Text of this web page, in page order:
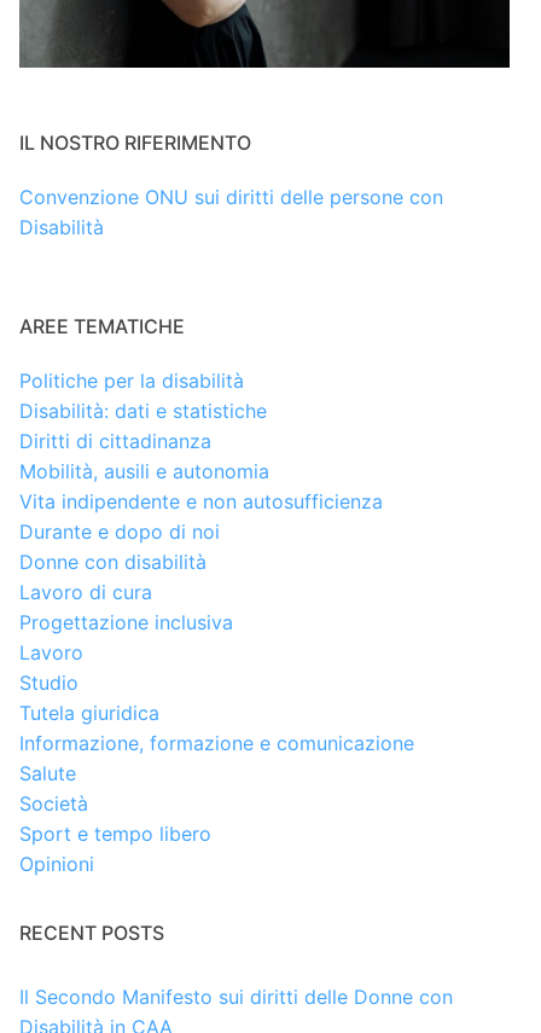
IL NOSTRO RIFERIMENTO
Convenzione ONU sui diritti delle persone con
Disabilità
AREE TEMATICHE
Politiche per la disabilità
Disabilità: dati e statistiche
Diritti di cittadinanza
Mobilità, ausili e autonomia
Vita indipendente e non autosufficienza
Durante e dopo di noi
Donne con disabilità
Lavoro di cura
Progettazione inclusiva
Lavoro
Studio
Tutela giuridica
Informazione, formazione e comunicazione
Salute
Società
Sport e tempo libero
Opinioni
RECENT POSTS
Il Secondo Manifesto sui diritti delle Donne con
Disabilità in CAA